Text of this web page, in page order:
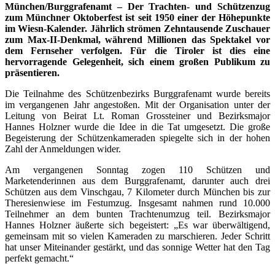
München/Burggrafenamt – Der Trachten- und Schützenzug
zum Münchner Oktoberfest ist seit 1950 einer der Höhepunkte
im Wiesn-Kalender. Jährlich strömen Zehntausende Zuschauer
zum Max-II-Denkmal, während Millionen das Spektakel vor
dem Fernseher verfolgen. Für die Tiroler ist dies eine
hervorragende Gelegenheit, sich einem großen Publikum zu
präsentieren.
Die Teilnahme des Schützenbezirks Burggrafenamt wurde bereits
im vergangenen Jahr angestoßen. Mit der Organisation unter der
Leitung von Beirat Lt. Roman Grossteiner und Bezirksmajor
Hannes Holzner wurde die Idee in die Tat umgesetzt. Die große
Begeisterung der Schützenkameraden spiegelte sich in der hohen
Zahl der Anmeldungen wider.
Am vergangenen Sonntag zogen 110 Schützen und
Marketenderinnen aus dem Burggrafenamt, darunter auch drei
Schützen aus dem Vinschgau, 7 Kilometer durch München bis zur
Theresienwiese im Festumzug. Insgesamt nahmen rund 10.000
Teilnehmer an dem bunten Trachtenumzug teil. Bezirksmajor
Hannes Holzner äußerte sich begeistert: „Es war überwältigend,
gemeinsam mit so vielen Kameraden zu marschieren. Jeder Schritt
hat unser Miteinander gestärkt, und das sonnige Wetter hat den Tag
perfekt gemacht.“